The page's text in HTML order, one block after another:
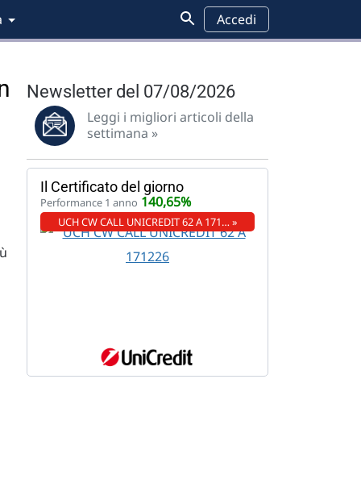
Accedi
Newsletter del 07/08/2026
Leggi i migliori articoli della
settimana »
Il Certificato del giorno
Performance 1 anno 140,65%
UCH CW CALL UNICREDIT 62 A 171… »